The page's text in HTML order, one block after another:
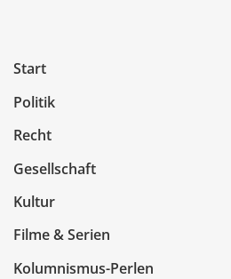
Start
Politik
Recht
Gesellschaft
Kultur
Filme & Serien
Kolumnismus-Perlen